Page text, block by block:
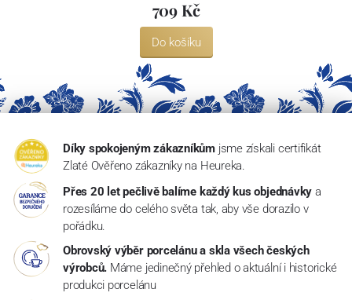
709 Kč
Do košíku
Díky spokojeným zákazníkům jsme získali certifikát
Zlaté Ověřeno zákazníky na Heureka.
Přes 20 let pečlivě balíme každý kus objednávky a
rozesíláme do celého světa tak, aby vše dorazilo v
pořádku.
Obrovský výběr porcelánu a skla všech českých
výrobců. Máme jedinečný přehled o aktuální i historické
produkci porcelánu